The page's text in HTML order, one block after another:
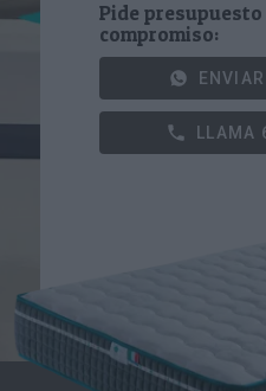
Pide
compromiso: